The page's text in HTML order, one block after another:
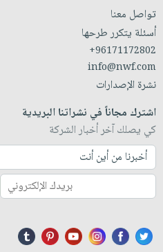
تواصل معنا
أسئلة يتكرر طرحها
+96171172802
info@nwf.com
نشرة الإصدارات
اشترك مجاناً في نشراتنا البريدية
كي يصلك آخر أخبار الشركة